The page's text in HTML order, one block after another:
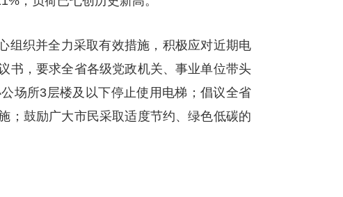
织并全力采取有效措施，积极应对近期电
书，要求全省各级党政机关、事业单位带头
场所3层楼及以下停止使用电梯；倡议全省
；鼓励广大市民采取适度节约、绿色低碳的